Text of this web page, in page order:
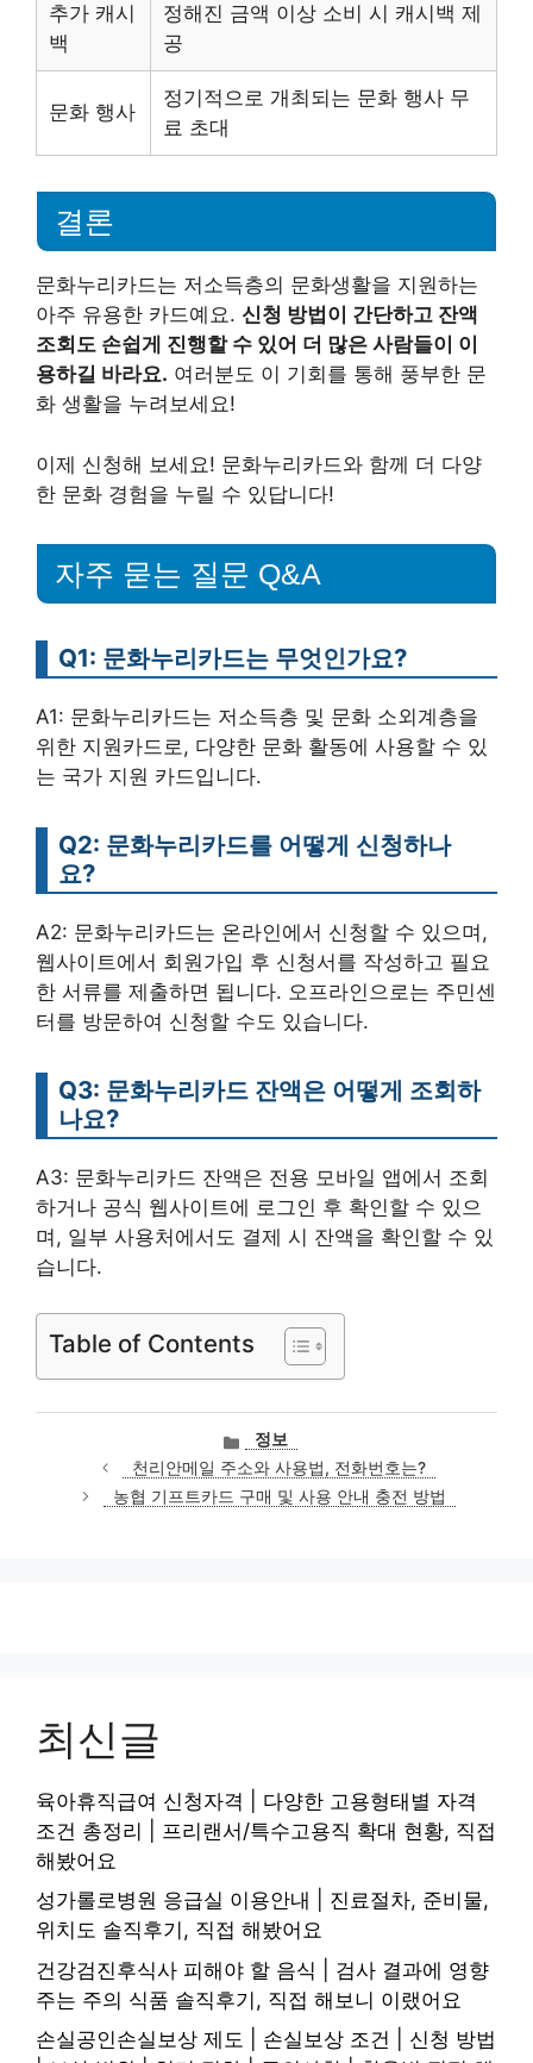
추가 캐시
백
정해진 금액 이상 소비 시 캐시백 제
공
문화 행사
정기적으로 개최되는 문화 행사 무
료 초대
결론
문화누리카드는 저소득층의 문화생활을 지원하는
아주 유용한 카드예요. 신청 방법이 간단하고 잔액
조회도 손쉽게 진행할 수 있어 더 많은 사람들이 이
용하길 바라요. 여러분도 이 기회를 통해 풍부한 문
화 생활을 누려보세요!
이제 신청해 보세요! 문화누리카드와 함께 더 다양
한 문화 경험을 누릴 수 있답니다!
자주 묻는 질문 Q&A
Q1: 문화누리카드는 무엇인가요?
A1: 문화누리카드는 저소득층 및 문화 소외계층을
위한 지원카드로, 다양한 문화 활동에 사용할 수 있
는 국가 지원 카드입니다.
Q2: 문화누리카드를 어떻게 신청하나
요?
A2: 문화누리카드는 온라인에서 신청할 수 있으며,
웹사이트에서 회원가입 후 신청서를 작성하고 필요
한 서류를 제출하면 됩니다. 오프라인으로는 주민센
터를 방문하여 신청할 수도 있습니다.
Q3: 문화누리카드 잔액은 어떻게 조회하
나요?
A3: 문화누리카드 잔액은 전용 모바일 앱에서 조회
하거나 공식 웹사이트에 로그인 후 확인할 수 있으
며, 일부 사용처에서도 결제 시 잔액을 확인할 수 있
습니다.
Table of Contents
카
테
고
리
정보
천리안메일 주소와 사용법, 전화번호는?
농협 기프트카드 구매 및 사용 안내 충전 방법
최신글
육아휴직급여 신청자격 | 다양한 고용형태별 자격
조건 총정리 | 프리랜서/특수고용직 확대 현황, 직접
해봤어요
성가롤로병원 응급실 이용안내 | 진료절차, 준비물,
위치도 솔직후기, 직접 해봤어요
건강검진후식사 피해야 할 음식 | 검사 결과에 영향
주는 주의 식품 솔직후기, 직접 해보니 이랬어요
손실공인손실보상 제도 | 손실보상 조건 | 신청 방법